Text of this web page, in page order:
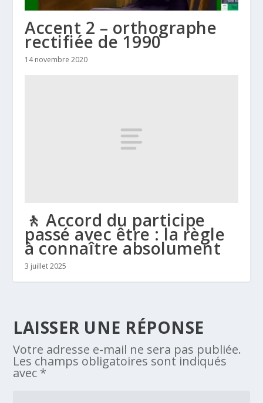
Accent 2 – orthographe
rectifiée de 1990
14 novembre 2020
🚶 Accord du participe
passé avec être : la règle
à connaître absolument
3 juillet 2025
LAISSER UNE RÉPONSE
Votre adresse e-mail ne sera pas publiée.
Les champs obligatoires sont indiqués
avec *